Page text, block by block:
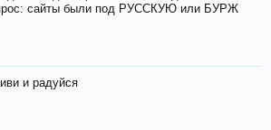
сайты были под РУССКУЮ или БУРЖ
и радуйся